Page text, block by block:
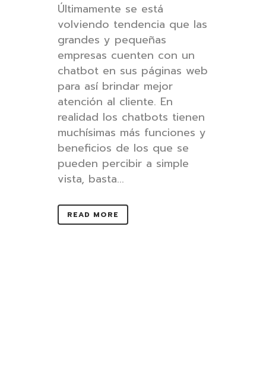
Últimamente se está
volviendo tendencia que las
grandes y pequeñas
empresas cuenten con un
chatbot en sus páginas web
para así​ ​brindar mejor
atención al cliente​. En
realidad los chatbots tienen
muchísimas más funciones y
beneficios de los que se
pueden percibir a simple
vista, basta...
READ MORE